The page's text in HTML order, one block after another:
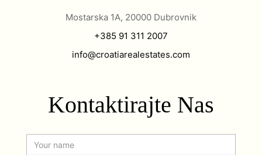
Mostarska 1A, 20000 Dubrovnik
+385 91 311 2007
info@croatiarealestates.com
Kontaktirajte Nas